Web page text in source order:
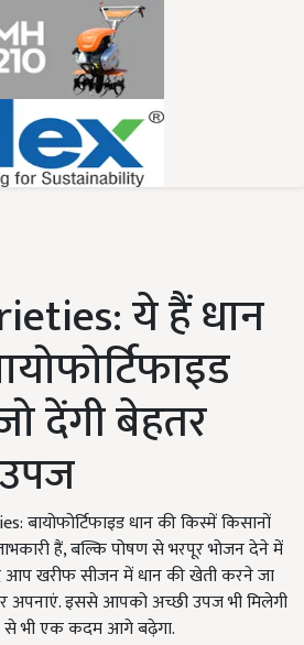
ये हैं धान
देंगी बेहतर
बायोफोर्टिफाइड धान की किस्में किसानों
हैं, बल्कि पोषण से भरपूर भोजन देने में
आप खरीफ सीजन में धान की खेती करने जा
अपनाएं. इससे आपको अच्छी उपज भी मिलेगी
भी एक कदम आगे बढ़ेगा.